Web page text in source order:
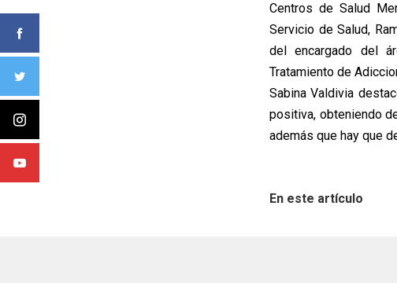
Centros de Salud
Servicio de Salud,
del encargado del
Tratamiento de
Sabina Valdivia
positiva, obteniendo
además que hay que
En este artículo